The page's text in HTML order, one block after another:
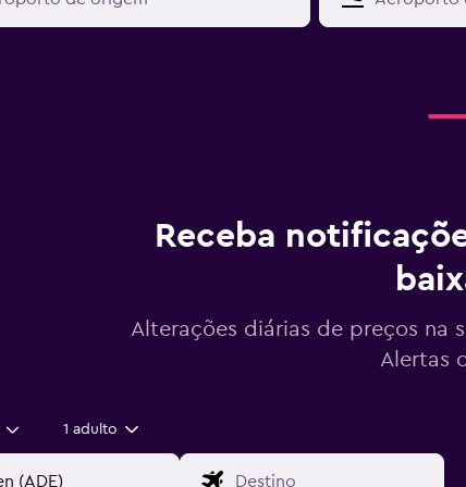
Receba
Alterações diárias de preços na
Alertas
1 adulto